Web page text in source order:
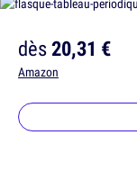
dès20,31 €
Amazon